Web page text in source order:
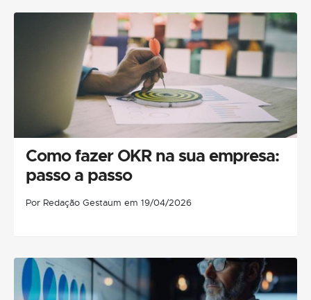
Como fazer OKR na sua empresa:
passo a passo
Por Redação Gestaum em 19/04/2026